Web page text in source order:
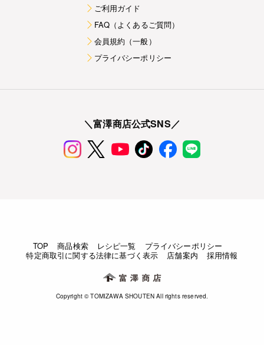
ご利用ガイド
FAQ（よくあるご質問）
会員規約（一般）
プライバシーポリシー
＼富澤商店公式SNS／
TOP 商品検索 レシピ一覧
プライバシーポリシー
特定商取引に関する法律に基づく表示
店舗案内 採用情報
Copyright © TOMIZAWA SHOUTEN All rights reserved.